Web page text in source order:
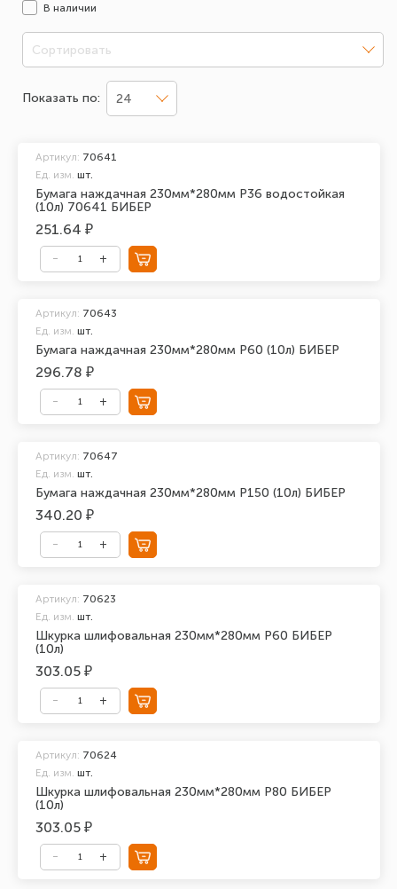
В наличии
Сортировать
Показать по: 24
Бумага наждачная 230мм*280мм Р36 водостойкая
(10л) 70641 БИБЕР
Артикул: 70641
Ед. изм. шт.
251.64 ₽
Бумага наждачная 230мм*280мм Р60 (10л) БИБЕР
Артикул: 70643
Ед. изм. шт.
296.78 ₽
Бумага наждачная 230мм*280мм Р150 (10л) БИБЕР
Артикул: 70647
Ед. изм. шт.
340.20 ₽
Шкурка шлифовальная 230мм*280мм Р60 БИБЕР
(10л)
Артикул: 70623
Ед. изм. шт.
303.05 ₽
Шкурка шлифовальная 230мм*280мм Р80 БИБЕР
(10л)
Артикул: 70624
Ед. изм. шт.
303.05 ₽